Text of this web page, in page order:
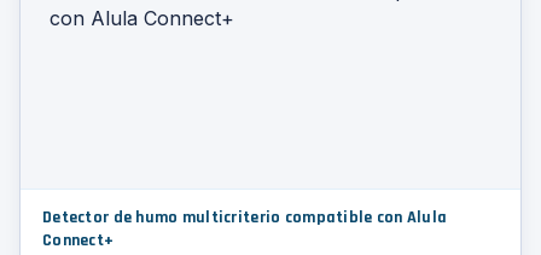
Detector de humo multicriterio compatible con Alula
Connect+